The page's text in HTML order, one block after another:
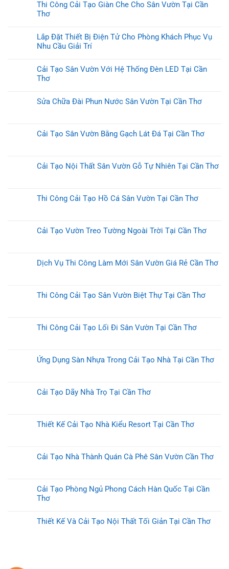
Thi Công Cải Tạo Giàn Che Cho Sân Vườn Tại Cần
Thơ
Lắp Đặt Thiết Bị Điện Tử Cho Phòng Khách Phục Vụ
Nhu Cầu Giải Trí
Cải Tạo Sân Vườn Với Hệ Thống Đèn LED Tại Cần
Thơ
Sửa Chữa Đài Phun Nước Sân Vườn Tại Cần Thơ
Cải Tạo Sân Vườn Bằng Gạch Lát Đá Tại Cần Thơ
Cải Tạo Nội Thất Sân Vườn Gỗ Tự Nhiên Tại Cần Thơ
Thi Công Cải Tạo Hồ Cá Sân Vườn Tại Cần Thơ
Cải Tạo Vườn Treo Tường Ngoài Trời Tại Cần Thơ
Dịch Vụ Thi Công Làm Mới Sân Vườn Giá Rẻ Cần Thơ
Thi Công Cải Tạo Sân Vườn Biệt Thự Tại Cần Thơ
Thi Công Cải Tạo Lối Đi Sân Vườn Tại Cần Thơ
Ứng Dụng Sàn Nhựa Trong Cải Tạo Nhà Tại Cần Thơ
Cải Tạo Dãy Nhà Trọ Tại Cần Thơ
Thiết Kế Cải Tạo Nhà Kiểu Resort Tại Cần Thơ
Cải Tạo Nhà Thành Quán Cà Phê Sân Vườn Cần Thơ
Cải Tạo Phòng Ngủ Phong Cách Hàn Quốc Tại Cần
Thơ
Thiết Kế Và Cải Tạo Nội Thất Tối Giản Tại Cần Thơ